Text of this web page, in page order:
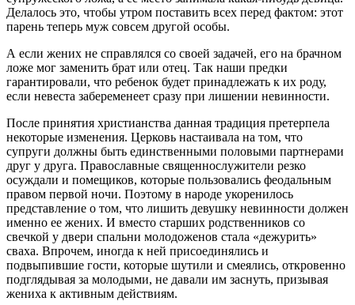
Делалось это, чтобы утром поставить всех перед фактом: этот
парень теперь муж совсем другой особы.
А если жених не справлялся со своей задачей, его на брачном
ложе мог заменить брат или отец. Так наши предки
гарантировали, что ребенок будет принадлежать к их роду,
если невеста забеременеет сразу при лишении невинности.
После принятия христианства данная традиция претерпела
некоторые изменения. Церковь настаивала на том, что
супруги должны быть единственными половыми партнерами
друг у друга. Православные священнослужители резко
осуждали и помещиков, которые пользовались феодальным
правом первой ночи. Поэтому в народе укоренилось
представление о том, что лишить девушку невинности должен
именно ее жених. И вместо старших родственников со
свечкой у двери спальни молодоженов стала «дежурить»
сваха. Впрочем, иногда к ней присоединялись и
подвыпившие гости, которые шутили и смеялись, откровенно
подглядывая за молодыми, не давали им заснуть, призывая
жениха к активным действиям.